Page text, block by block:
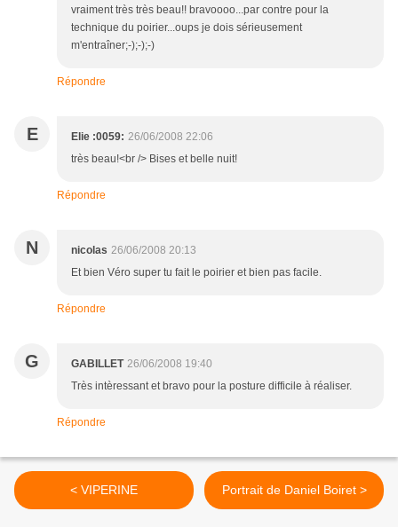
vraiment très très beau!! bravoooo...par contre pour la
technique du poirier...oups je dois sérieusement
m'entraîner;-);-);-)
Répondre
E Elie :0059: 26/06/2008 22:06
très beau!<br /> Bises et belle nuit!
Répondre
N nicolas 26/06/2008 20:13
Et bien Véro super tu fait le poirier et bien pas facile.
Répondre
G GABILLET 26/06/2008 19:40
Très intèressant et bravo pour la posture difficile à réaliser.
Répondre
< VIPERINE Portrait de Daniel Boiret >